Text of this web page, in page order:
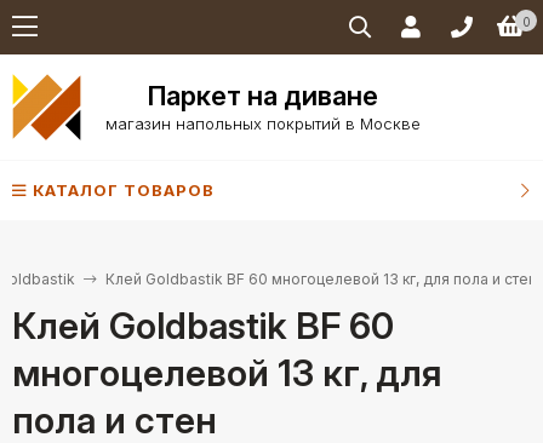
0
Паркет на диване
магазин напольных покрытий в Москве
КАТАЛОГ ТОВАРОВ
Клей Goldbastik BF 60 многоцелевой 13 кг, для пола и стен
Клей Goldbastik BF 60
многоцелевой 13 кг, для
пола и стен